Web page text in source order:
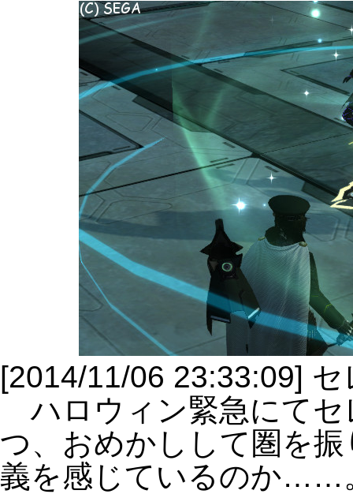
[2014/11/06 23:33:09]
ハロウィン緊急にてセ
つ、おめかしして圏を
義を感じているのか……